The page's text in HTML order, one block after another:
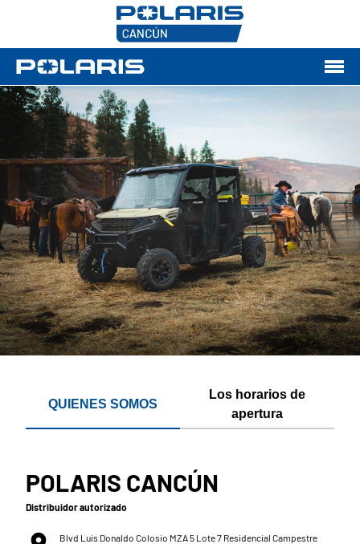
QUIENES SOMOS
Los horarios de
apertura
POLARIS CANCÚN
Distribuidor autorizado
Blvd Luis Donaldo Colosio MZA 5 Lote 7 Residencial Campestre